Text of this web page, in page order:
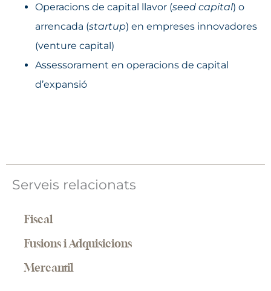
Operacions de capital llavor (seed capital) o
arrencada (startup) en empreses innovadores
(venture capital)
Assessorament en operacions de capital
d’expansió
Serveis relacionats
Fiscal
Fusions i Adquisicions
Mercantil